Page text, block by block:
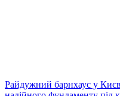
Райдужний барнхаус у